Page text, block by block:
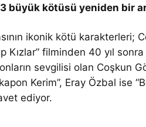
3 büyük kötüsü yeniden bir
ikonik kötü karakterleri;
Kızlar” filminden 40 yıl
sevgilisi olan Coşkun
Kerim”, Eray Özbal ise
ediyor.